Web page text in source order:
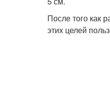
После того как
этих целей